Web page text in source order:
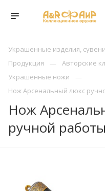
Украшенные изделия,
Продукция
Авторские
Украшенные ножи
Нож Арсенальный люкс
Нож
ручной